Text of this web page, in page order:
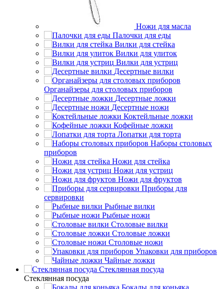
Ножи для масла
Палочки для еды
Вилки для стейка
Вилки для улиток
Вилки для устриц
Десертные вилки
Органайзеры для столовых приборов
Десертные ложки
Десертные ножи
Коктейльные ложки
Кофейные ложки
Лопатки для торта
Наборы столовых
приборов
Ножи для стейка
Ножи для устриц
Ножи для фруктов
Приборы для
сервировки
Рыбные вилки
Рыбные ножи
Столовые вилки
Столовые ложки
Столовые ножи
Упаковки для приборов
Чайные ложки
Стеклянная посуда
Стеклянная посуда
Бокалы для коньяка